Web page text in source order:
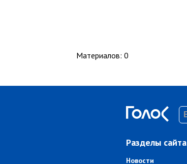
Материалов: 0
Разделы сайта
Новости